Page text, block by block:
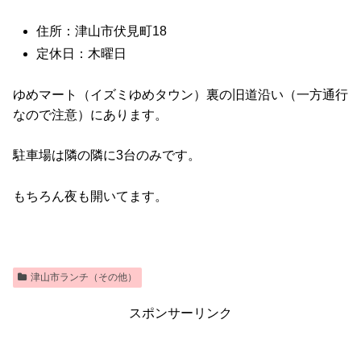
住所：津山市伏見町18
定休日：木曜日
ゆめマート（イズミゆめタウン）裏の旧道沿い（一方通行
なので注意）にあります。
駐車場は隣の隣に3台のみです。
もちろん夜も開いてます。
津山市ランチ（その他）
スポンサーリンク